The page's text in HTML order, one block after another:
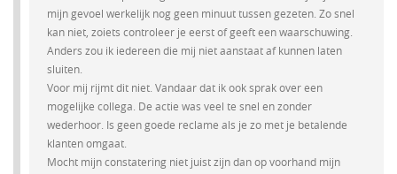
mijn gevoel werkelijk nog geen minuut tussen gezeten. Zo snel
kan niet, zoiets controleer je eerst of geeft een waarschuwing.
Anders zou ik iedereen die mij niet aanstaat af kunnen laten
sluiten.
Voor mij rijmt dit niet. Vandaar dat ik ook sprak over een
mogelijke collega. De actie was veel te snel en zonder
wederhoor. Is geen goede reclame als je zo met je betalende
klanten omgaat.
Mocht mijn constatering niet juist zijn dan op voorhand mijn